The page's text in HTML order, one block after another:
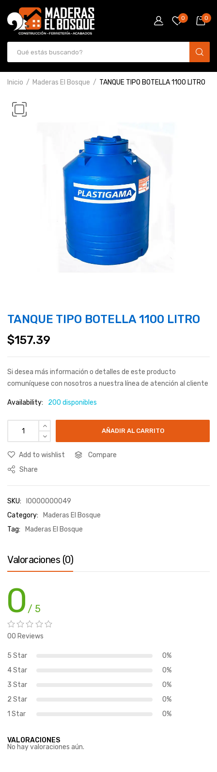
0 0
Inicio Maderas El Bosque TANQUE TIPO BOTELLA 1100 LITRO
TANQUE TIPO BOTELLA 1100 LITRO
$157.39
Si desea más información o detalles de este producto
comuníquese con nosotros a nuestra línea de atención al cliente
Availability: 200 disponibles
AÑADIR AL CARRITO
Add to wishlist
Compare
Share
SKU:
I0000000049
Category:
Maderas El Bosque
Tag:
Maderas El Bosque
Valoraciones (0)
0 / 5
00 Reviews
5 Star
0%
4 Star
0%
3 Star
0%
2 Star
0%
1 Star
0%
VALORACIONES
No hay valoraciones aún.